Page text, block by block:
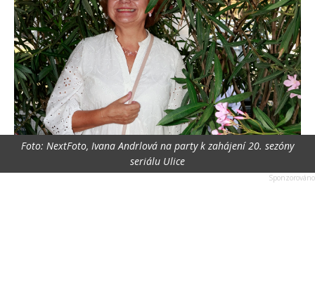
Foto: NextFoto, Ivana Andrlová na party k zahájení 20. sezóny
seriálu Ulice